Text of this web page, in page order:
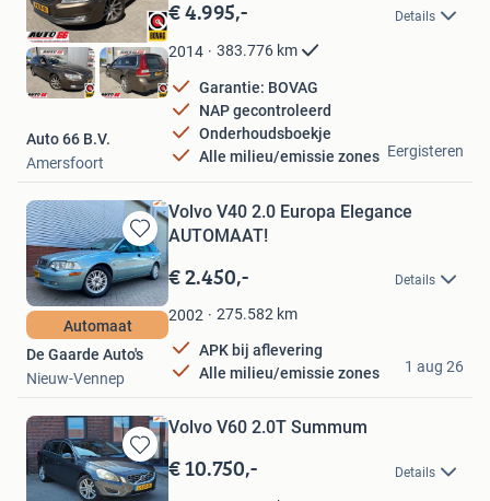
in
Mijn
Favorieten
€ 4.995,- Details
2014 383.776 km
Garantie: BOVAG
NAP gecontroleerd
Onderhoudsboekje
Alle milieu/emissie zones
Auto 66 B.V.
Amersfoort
Eergisteren
Bewaren
in
Mijn
Favorieten
Automaat
Volvo V40 2.0 Europa Elegance
AUTOMAAT!
€ 2.450,- Details
2002 275.582 km
APK bij aflevering
Alle milieu/emissie zones
De Gaarde Auto's
Nieuw-Vennep
1 aug 26
Bewaren
in
Volvo V60 2.0T Summum
€ 10.750,- Details